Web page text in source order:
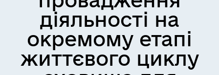
діяльності на
окремому етапі
життєвого циклу